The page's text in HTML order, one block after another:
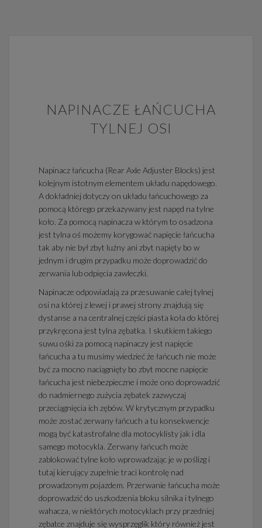
NAPINACZE ŁAŃCUCHA
TYLNEJ OSI
Napinacz łańcucha (Rear Axle Adjuster Blocks) jest
kolejnym istotnym elementem układu napędowego.
A dokładniej dotyczy on układu łańcuchowego za
pomocą którego przekazywany jest napęd na tylne
koło. Za pomocą napinacza w którym to osadzona
jest tylna oś możemy korygować napięcie łańcucha
tak aby nie był zbyt luźny ani zbyt napięty bo w
jednym i drugim przypadku może doprowadzić do
zerwania lub odpięcia zawleczki.
Napinacze odpowiadają za przesuwanie całej tylnej
osi na której z lewej i prawej strony znajdują się
dystanse a na centralnej części piasta koła do której
przykręcona jest tylna zębatka. I skutkiem takiego
suwu ośki za pomocą napinaczy jest napięcie
łańcucha a tu musimy wiedzieć że łańcuch nie może
być za mocno naciągnięty bo zbyt mocne napięcie
łańcucha jest niebezpieczne i może ono doprowadzić
do nadmiernego zużycia zębatek zazwyczaj
przeciągnięcia ich zębów. W krytycznym przypadku
może zostać zerwany łańcuch a tu konsekwencje
mogą być katastrofalne dla motocyklisty jak i dla
samego motocykla. Zerwany łańcuch może
zablokować tylne koło wprowadzając je w poślizg i
tutaj kierujący zupełnie traci kontrolę nad
prowadzonym pojazdem. Przerwanie łańcucha może
doprowadzić do uszkodzenia bloku silnika i tylnego
wahacza, w niektórych motocyklach przy przedniej
zębatce znajduje się wysprzęglik który również jest